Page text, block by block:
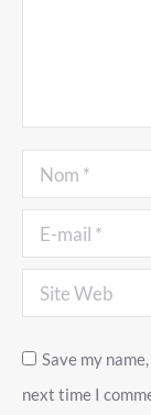
Nom *
E-mail *
Site Web
Save my
next time I